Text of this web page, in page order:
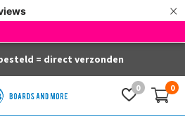
×
0 0
= direct verzonden